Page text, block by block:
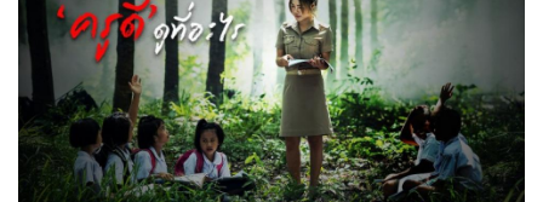
หุ่นยนต์-ข้อมูลคือ